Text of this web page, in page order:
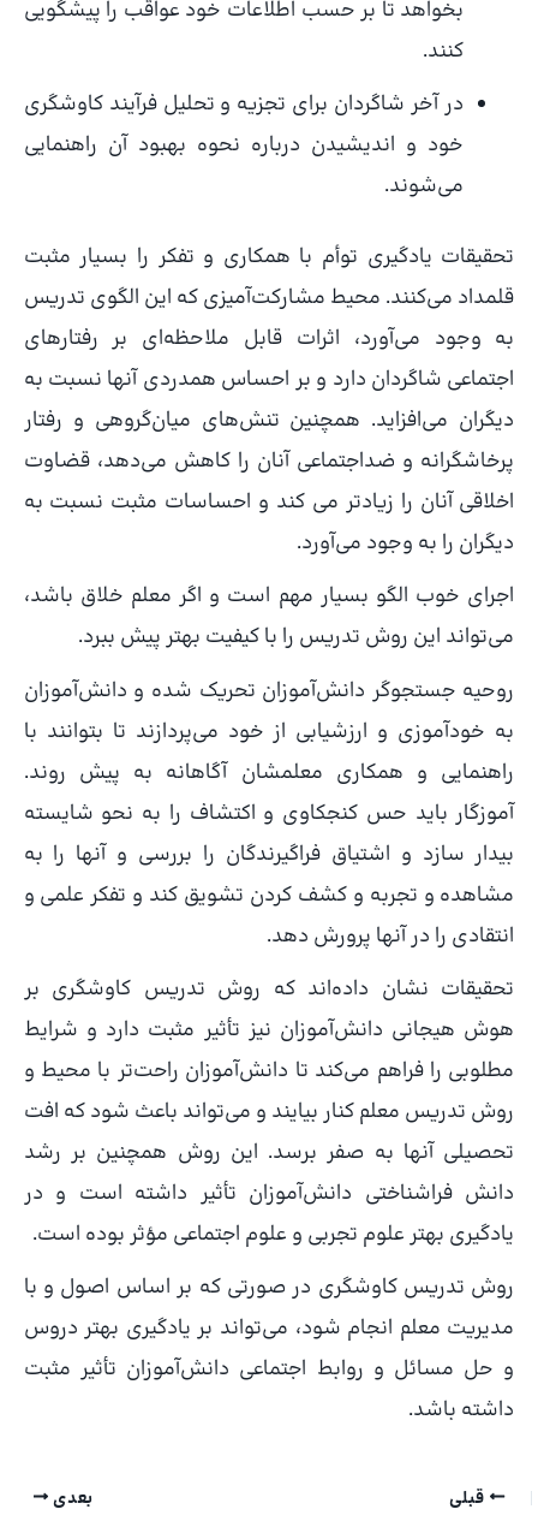
بخواهد تا بر حسب اطلاعات خود عواقب را پیشگویی
کنند.
در آخر شاگردان برای تجزیه و تحلیل فرآیند کاوشگری
خود و اندیشیدن درباره نحوه بهبود آن راهنمایی
می‌شوند.
تحقیقات یادگیری توأم با همکاری و تفکر را بسیار مثبت
قلمداد می‌کنند. محیط مشارکت‌آمیزی که این الگوی تدریس
به وجود می‌آورد، اثرات قابل ملاحظه‌ای بر رفتارهای
اجتماعی شاگردان دارد و بر احساس همدردی آنها نسبت به
دیگران می‌افزاید. همچنین تنش‌های میان‌گروهی و رفتار
پرخاشگرانه و ضداجتماعی آنان را کاهش می‌دهد، قضاوت
اخلاقی آنان را زیادتر می کند و احساسات مثبت نسبت به
دیگران را به وجود می‌آورد.
اجرای خوب الگو بسیار مهم است و اگر معلم خلاق باشد،
می‌تواند این روش تدریس را با کیفیت بهتر پیش ببرد.
روحیه جستجوگر دانش‌آموزان تحریک شده و دانش‌آموزان
به خودآموزی و ارزشیابی از خود می‌پردازند تا بتوانند با
راهنمایی و همکاری معلمشان آگاهانه به پیش روند.
آموزگار باید حس کنجکاوی و اکتشاف را به نحو شایسته
بیدار سازد و اشتیاق فراگیرندگان را بررسی و آنها را به
مشاهده و تجربه و کشف کردن تشویق کند و تفکر علمی و
انتقادی را در آنها پرورش دهد.
تحقیقات نشان داده‌اند که روش تدریس کاوشگری بر
هوش هیجانی دانش‌آموزان نیز تأثیر مثبت دارد و شرایط
مطلوبی را فراهم می‌کند تا دانش‌آموزان راحت‌تر با محیط و
روش تدریس معلم کنار بیایند و می‌تواند باعث شود که افت
تحصیلی آنها به صفر برسد. این روش همچنین بر رشد
دانش فراشناختی دانش‌آموزان تأثیر داشته است و در
یادگیری بهتر علوم تجربی و علوم اجتماعی مؤثر بوده است.
روش تدریس کاوشگری در صورتی که بر اساس اصول و با
مدیریت معلم انجام شود، می‌تواند بر یادگیری بهتر دروس
و حل مسائل و روابط اجتماعی دانش‌آموزان تأثیر مثبت
داشته باشد.
قبلی بعدی